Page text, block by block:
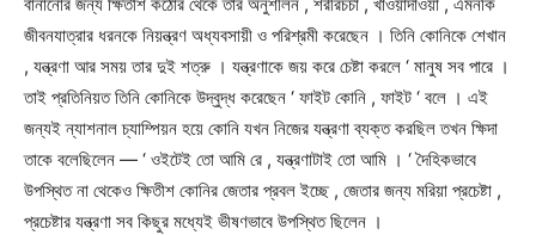
বানানোর জন্য ক্ষিতীশ কঠোর থেকে তার অনুশীলন , শরীরচর্চা , খাওয়াদাওয়া , এমনকি
জীবনযাত্রার ধরনকে নিয়ন্ত্রণ অধ্যবসায়ী ও পরিশ্রমী করেছেন । তিনি কোনিকে শেখান
, যন্ত্রণা আর সময় তার দুই শত্রু । যন্ত্রণাকে জয় করে চেষ্টা করলে ‘ মানুষ সব পারে ।
তাই প্রতিনিয়ত তিনি কোনিকে উদ্বুদ্ধ করেছেন ‘ ফাইট কোনি , ফাইট ‘ বলে । এই
জন্যই ন্যাশনাল চ্যাম্পিয়ন হয়ে কোনি যখন নিজের যন্ত্রণা ব্যক্ত করছিল তখন ক্ষিদা
তাকে বলেছিলেন — ‘ ওইটেই তো আমি রে , যন্ত্রণাটাই তো আমি । ‘ দৈহিকভাবে
উপস্থিত না থেকেও ক্ষিতীশ কোনির জেতার প্রবল ইচ্ছে , জেতার জন্য মরিয়া প্রচেষ্টা ,
প্রচেষ্টার যন্ত্রণা সব কিছুর মধ্যেই ভীষণভাবে উপস্থিত ছিলেন ।